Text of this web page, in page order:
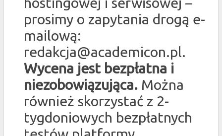
prosimy o zapytania drogą e-
mailową:
redakcja@academicon.pl.
Wycena jest bezpłatna i
niezobowiązująca. Można
również skorzystać z 2-
tygdoniowych bezpłatnych